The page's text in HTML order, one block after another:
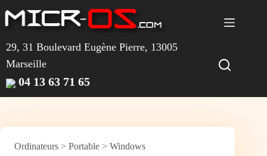
au
contenu
29, 31 Boulevard Eugène Pierre, 13005
Marseille
04 13 63 71 65
Ordinateurs > Portable > Windows